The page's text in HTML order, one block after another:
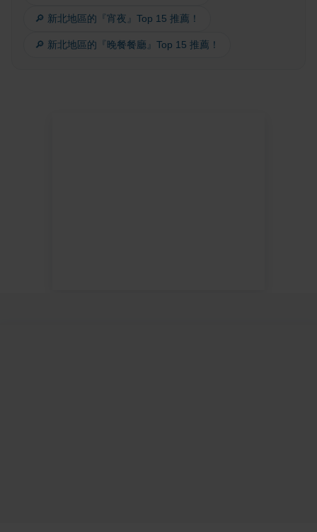
🔎 新北地區的『宵夜』Top 15 推薦！
🔎 新北地區的『晚餐餐廳』Top 15 推薦！